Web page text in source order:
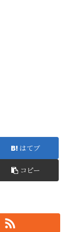
はてブ
コピー